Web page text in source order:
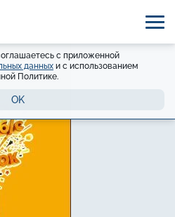
с приложенной
данных и с использованием
Политике.
OK